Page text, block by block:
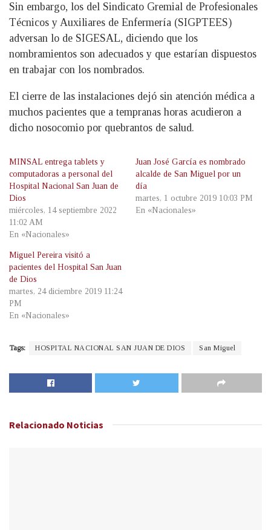
Sin embargo, los del Sindicato Gremial de Profesionales
Técnicos y Auxiliares de Enfermería (SIGPTEES)
adversan lo de SIGESAL, diciendo que los
nombramientos son adecuados y que estarían dispuestos
en trabajar con los nombrados.
El cierre de las instalaciones dejó sin atención médica a
muchos pacientes que a tempranas horas acudieron a
dicho nosocomio por quebrantos de salud.
MINSAL entrega tablets y
computadoras a personal del
Hospital Nacional San Juan de
Dios
miércoles, 14 septiembre 2022
11:02 AM
En «Nacionales»
Juan José García es nombrado
alcalde de San Miguel por un
día
martes, 1 octubre 2019 10:03 PM
En «Nacionales»
Miguel Pereira visitó a
pacientes del Hospital San Juan
de Dios
martes, 24 diciembre 2019 11:24
PM
En «Nacionales»
Tags: HOSPITAL NACIONAL SAN JUAN DE DIOS San Miguel
Relacionado Noticias